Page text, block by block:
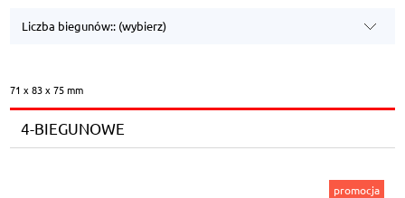
Liczba biegunów:: (wybierz)
71 x 83 x 75 mm
4-BIEGUNOWE
promocja